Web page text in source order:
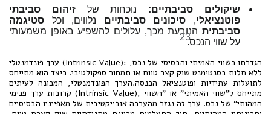
שיקולים סביבתיים: נוכחות שלזיהום סביבתי
פוטנציאלי, סיכונים סביבתיים נלווים, וכל סטיגמה
סביבתית הנובעת מכך, עלולים להשפיע באופן משמעותי
על שווי הנכס.23
ערך פונדמנטלי (Intrinsic Value): הגדרתו כשווי האמיתי והבסיסי של נכס,
ללא תלות בסנטימנט שוק קצר טווח או תמחור ספקולטיבי. כיצד הוא מתייחס
לתועלות עתידיות ופוטנציאל הכנסה.הערך הפונדמנטלי, המכונה לעיתים
קרובות ערך פנימי (Intrinsic Value), מתייחס ל"שווי האמיתי" או "השווי
המהותי" של נכס. ערך זה נגזר מהערכה אובייקטיבית של מאפייניו הבסיסיים